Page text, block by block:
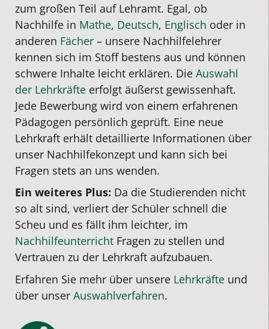
zum großen Teil auf Lehramt. Egal, ob
Nachhilfe in Mathe, Deutsch, Englisch oder in
anderen Fächer – unsere Nachhilfelehrer
kennen sich im Stoff bestens aus und können
schwere Inhalte leicht erklären. Die Auswahl
der Lehrkräfte erfolgt äußerst gewissenhaft.
Jede Bewerbung wird von einem erfahrenen
Pädagogen persönlich geprüft. Eine neue
Lehrkraft erhält detaillierte Informationen über
unser Nachhilfekonzept und kann sich bei
Fragen stets an uns wenden.
Ein weiteres Plus: Da die Studierenden nicht
so alt sind, verliert der Schüler schnell die
Scheu und es fällt ihm leichter, im
Nachhilfeunterricht Fragen zu stellen und
Vertrauen zu der Lehrkraft aufzubauen.
Erfahren Sie mehr über unsere Lehrkräfte und
über unser Auswahlverfahren.